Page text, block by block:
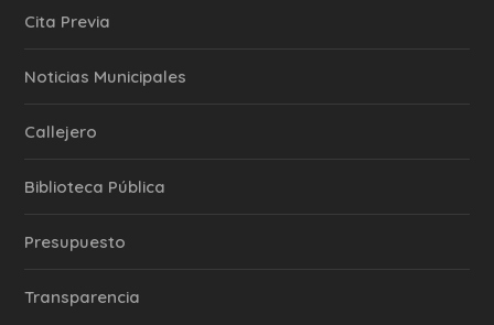
Cita Previa
‎Noticias Municipales
Callejero
Biblioteca Pública
Presupuesto
Transparencia